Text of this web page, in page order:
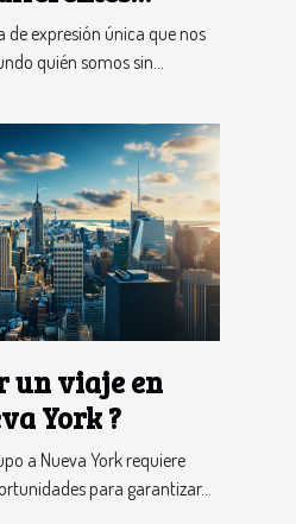
destacar tu
expresión única que nos
quién somos sin...
un viaje en
York ?
a Nueva York requiere
para garantizar...